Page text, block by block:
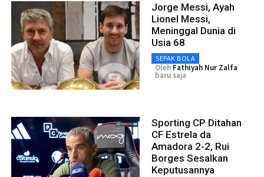
Jorge Messi, Ayah
Lionel Messi,
Meninggal Dunia di
Usia 68
SEPAK BOLA
Oleh Fathiyah Nur Zalfa
baru saja
Sporting CP Ditahan
CF Estrela da
Amadora 2-2, Rui
Borges Sesalkan
Keputusannya